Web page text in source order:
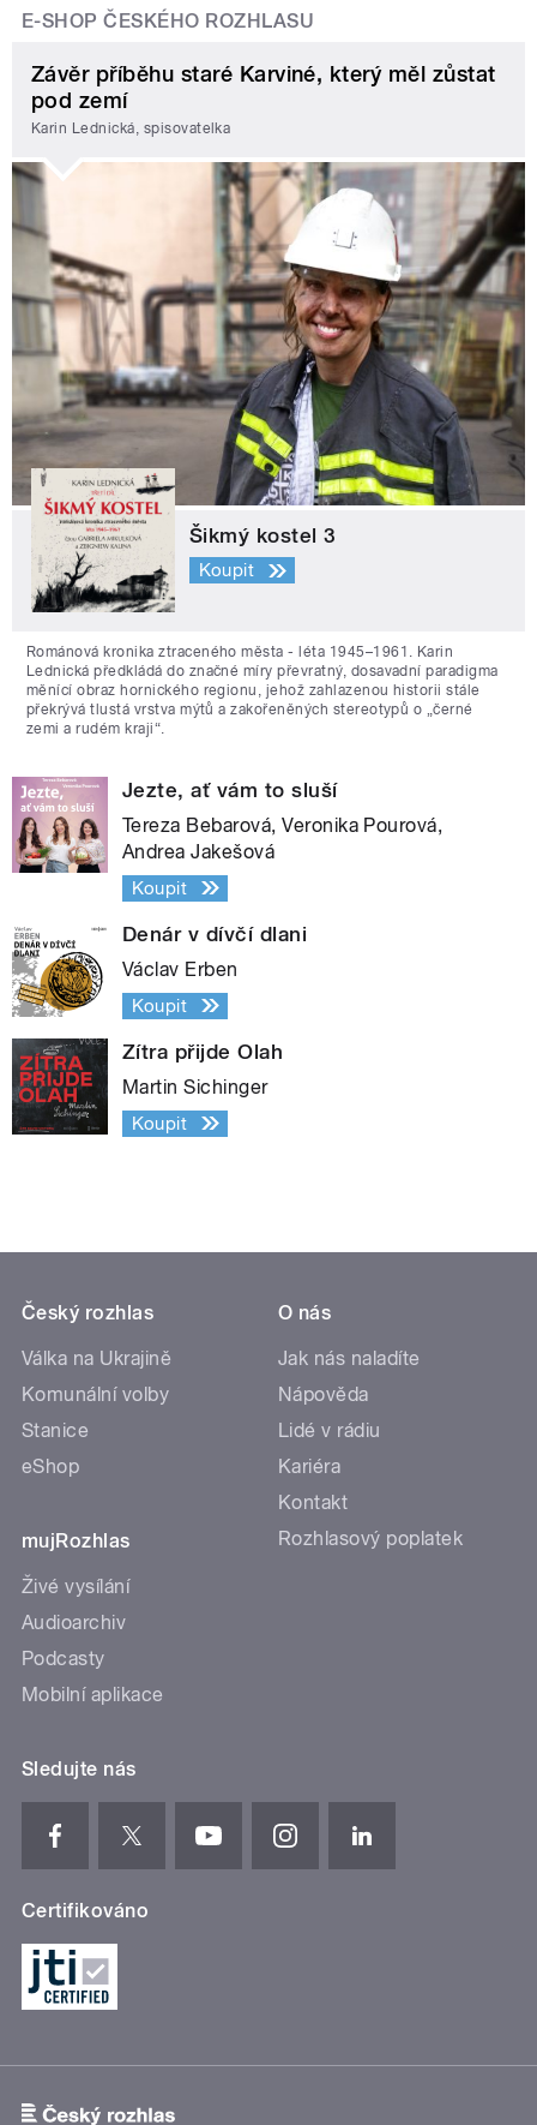
E-SHOP ČESKÉHO ROZHLASU
Závěr příběhu staré Karviné, který měl zůstat
pod zemí
Karin Lednická, spisovatelka
Šikmý kostel 3
Koupit
Románová kronika ztraceného města - léta 1945–1961. Karin
Lednická předkládá do značné míry převratný, dosavadní paradigma
měnící obraz hornického regionu, jehož zahlazenou historii stále
překrývá tlustá vrstva mýtů a zakořeněných stereotypů o „černé
zemi a rudém kraji“.
Jezte, ať vám to sluší
Tereza Bebarová, Veronika Pourová,
Andrea Jakešová
Koupit
Denár v dívčí dlani
Václav Erben
Koupit
Zítra přijde Olah
Martin Sichinger
Koupit
Český rozhlas
Válka na Ukrajině
Komunální volby
Stanice
eShop
mujRozhlas
Živé vysílání
Audioarchiv
Podcasty
Mobilní aplikace
O nás
Jak nás naladíte
Nápověda
Lidé v rádiu
Kariéra
Kontakt
Rozhlasový poplatek
Sledujte nás
Certifikováno